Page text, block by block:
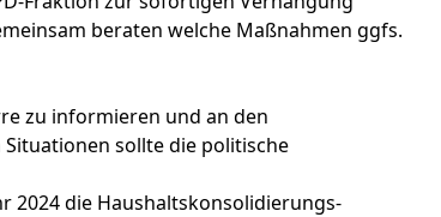
beraten welche Maßnahmen ggfs.
zu informieren und an den
sollte die politische
2024 die Haushaltskonsolidierungs-